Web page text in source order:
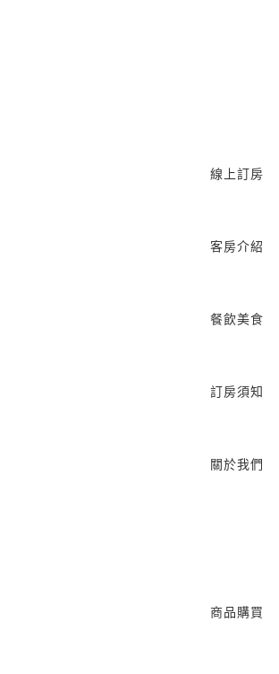
線上訂房
客房介紹
餐飲美食
訂房須知
關於我們
商品購買